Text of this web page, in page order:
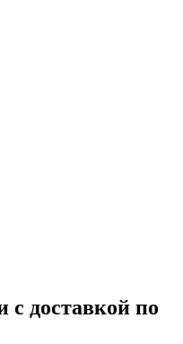
доставкой по